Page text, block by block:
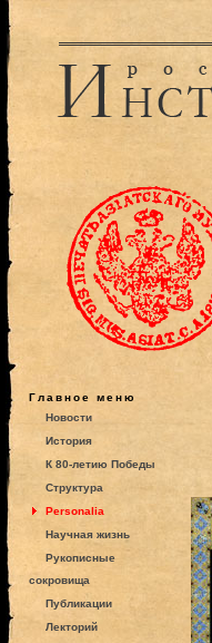
Главное меню
Новости
История
К 80-летию Победы
Структура
Personalia
Научная жизнь
Рукописные
сокровища
Публикации
Лекторий